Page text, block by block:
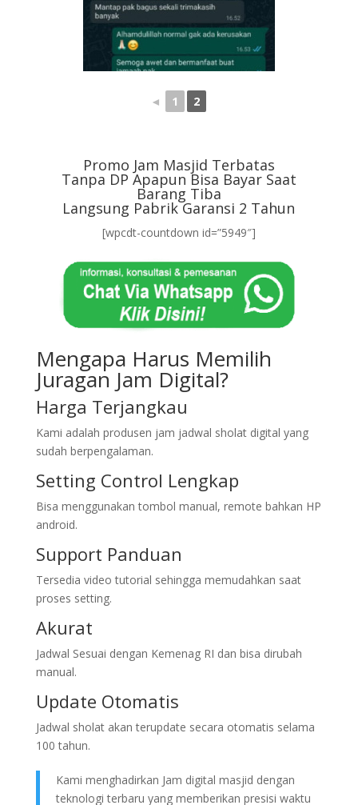
◄ 1 2
Promo Jam Masjid Terbatas
Tanpa DP Apapun Bisa Bayar Saat
Barang Tiba
Langsung Pabrik Garansi 2 Tahun
[wpcdt-countdown id=”5949″]
Mengapa Harus Memilih
Juragan Jam Digital?
Harga Terjangkau
Kami adalah produsen jam jadwal sholat digital yang
sudah berpengalaman.
Setting Control Lengkap
Bisa menggunakan tombol manual, remote bahkan HP
android.
Support Panduan
Tersedia video tutorial sehingga memudahkan saat
proses setting.
Akurat
Jadwal Sesuai dengan Kemenag RI dan bisa dirubah
manual.
Update Otomatis
Jadwal sholat akan terupdate secara otomatis selama
100 tahun.
Kami menghadirkan Jam digital masjid dengan
teknologi terbaru yang memberikan presisi waktu